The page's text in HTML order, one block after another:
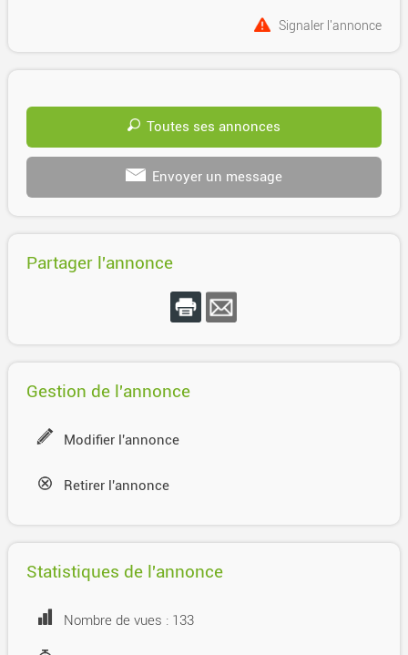
Signaler l'annonce
Toutes ses annonces
Envoyer un message
Partager l'annonce
Gestion de l'annonce
Modifier l'annonce
Retirer l'annonce
Statistiques de l'annonce
Nombre de vues : 133